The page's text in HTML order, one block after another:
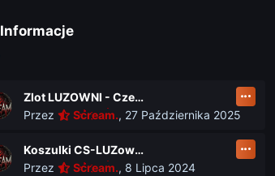
Informacje
Zlot LUZOWNI - Czerwiec 2026
Przez
Scream., 27 Października 2025
Koszulki CS-LUZownia.pl
Przez
Scream., 8 Lipca 2024